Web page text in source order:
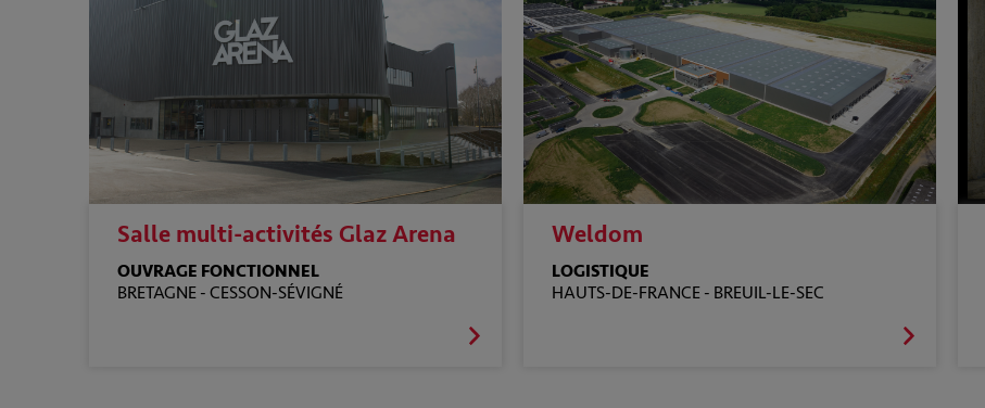
Salle multi-activités Glaz Arena
OUVRAGE FONCTIONNEL
BRETAGNE - CESSON-SÉVIGNÉ
Weldom
LOGISTIQUE
HAUTS-DE-FRANCE - BREUIL-LE-SEC